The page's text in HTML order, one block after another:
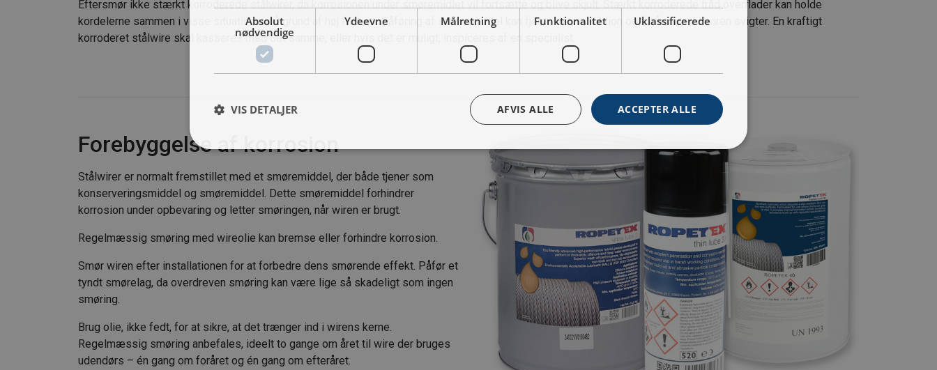
Eftersmør ikke stærkt korroderede stålwirer, da korrosionen under smøremidlet vil fortsætte og blive skjult. Stærkt korroderede tråd overflader kan holde
kordelerne sammen i visse situationer på grund af høj friktion. Påføring af smøremiddel kan fjerne denne friktion og forårsage, at wiren svigter. En kraftigt
korroderet stålwire skal
kasseresmed det samme, eller hvis det er muligt, inspiceres af en specialist.
Forebyggelse af korrosion
Stålwirer er normalt fremstillet med et smøremiddel, der både tjener som
konserveringsmiddel og smøremiddel. Dette smøremiddel forhindrer
korrosion under opbevaring og letter smøringen, når wiren er brugt.
Regelmæssig smøring med wireolie kan bremse eller forhindre korrosion.
Smør wiren efter installationen for at forbedre dens smørende effekt. Påfør et
tyndt smørelag, da overdreven smøring kan være lige så skadeligt som ingen
smøring.
Brug olie, ikke fedt, for at sikre, at det trænger ind i wirens kerne.
Regelmæssig smøring anbefales, ideelt to gange om året til wire der bruges
udendørs – én gang om foråret og én gang om efteråret.
Absolut
nødvendige
Ydeevne Målretning Funktionalitet Uklassificerede
ACCEPTER ALLE
AFVIS ALLE
VIS DETALJER